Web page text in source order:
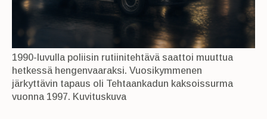
1990-luvulla poliisin rutiinitehtävä saattoi muuttua
hetkessä hengenvaaraksi. Vuosikymmenen
järkyttävin tapaus oli Tehtaankadun kaksoissurma
vuonna 1997. Kuvituskuva